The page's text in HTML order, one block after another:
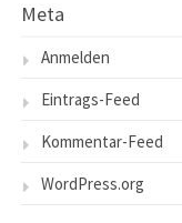
Meta
Anmelden
Eintrags-Feed
Kommentar-Feed
WordPress.org